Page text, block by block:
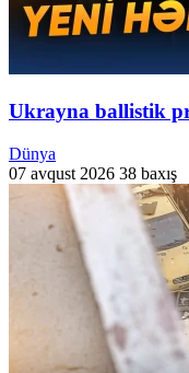
Ukrayna ballistik
Dünya
07 avqust 2026 38 baxış